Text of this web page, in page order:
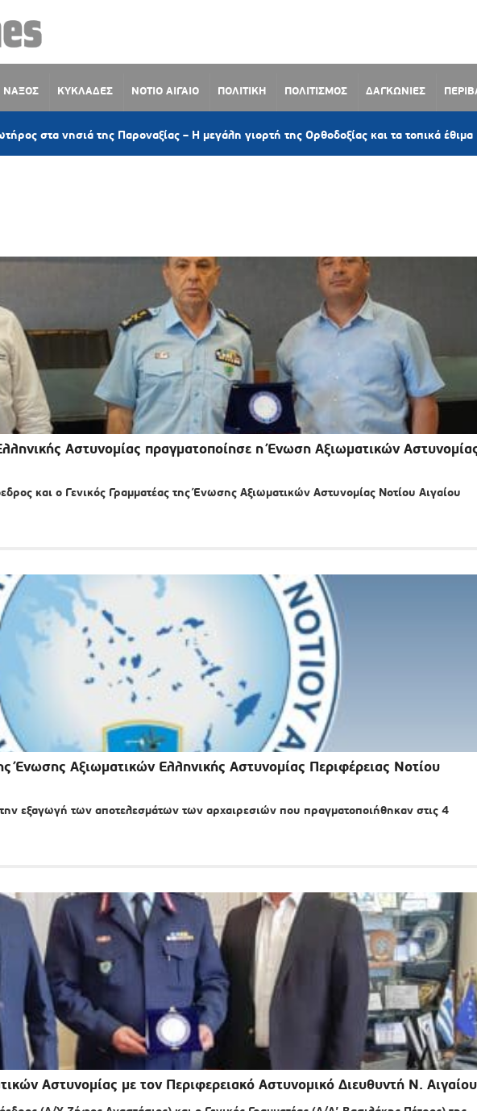
ΝΑΞΟΣ ΚΥΚΛΑΔΕΣ ΝΟΤΙΟ ΑΙΓΑΙΟ ΠΟΛΙΤΙΚΗ ΠΟΛΙΤΙΣΜΟΣ ΔΑΓΚΩΝΙΕΣ
της Παροναξίας – Η μεγάλη γιορτή της Ορθοδοξίας και τα τοπικά έθιμα 1
Αστυνομίας πραγματοποίησε η Ένωση Αξιωματικών
και ο Γενικός Γραμματέας της Ένωσης Αξιωματικών Αστυνομίας Νοτίου Αιγαίου
Ένωσης Αξιωματικών Ελληνικής Αστυνομίας Περιφέρειας Νοτίου
εξαγωγή των αποτελεσμάτων των αρχαιρεσιών που πραγματοποιήθηκαν στις 4
Αστυνομίας με τον Περιφερειακό Αστυνομικό Διευθυντή Ν. Αιγαίου